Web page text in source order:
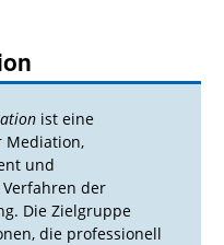
ist eine
Mediation,
und
der
Die Zielgruppe
die professionell